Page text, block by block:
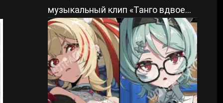
музыкальный клип «Танго вдвоем»
из ZZZ